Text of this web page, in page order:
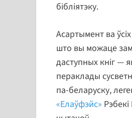
бібліятэку.
Асартымент ва
што вы можаце
даступных кніг —
пераклады
па-беларуску,
«Елаўфэйс»